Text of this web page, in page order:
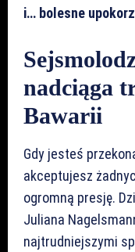
i… bolesne
nadciąga
Bawarii
Gdy jesteś
akceptujesz
ogromną presję.
Juliana
najtrudniejszymi